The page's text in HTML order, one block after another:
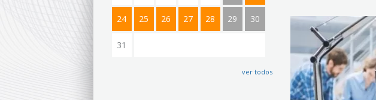
24 25 26 27 28 29 30
31
ver todos